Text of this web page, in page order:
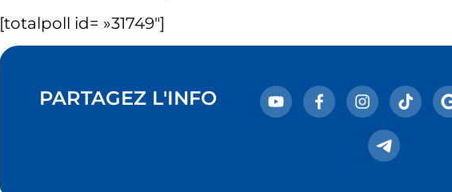
[totalpoll id= »31749″]
PARTAGEZ L'INFO